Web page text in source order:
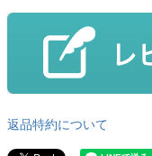
返品特約について